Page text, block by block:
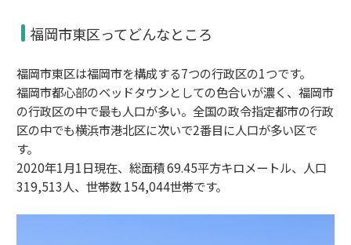
福岡市東区ってどんなところ
福岡市東区は福岡市を構成する7つの行政区の1つです。
福岡市都心部のベッドタウンとしての色合いが濃く、福岡市
の行政区の中で最も人口が多い。全国の政令指定都市の行政
区の中でも横浜市港北区に次いで2番目に人口が多い区で
す。
2020年1月1日現在、総面積 69.45平方キロメートル、人口
319,513人、世帯数 154,044世帯です。